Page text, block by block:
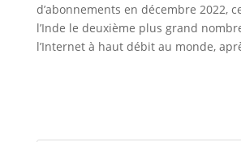
d’abonnements en décembre 2022,
l’Inde le deuxième plus grand
l’Internet à haut débit au monde,